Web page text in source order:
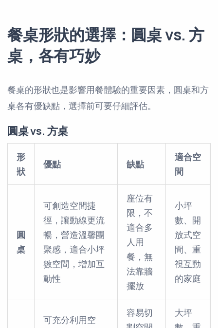
餐桌形狀的選擇：圓桌 vs. 方
桌，各有巧妙
餐桌的形狀也是影響用餐體驗的重要因素，圓桌和方
桌各有優缺點，選擇前可要仔細評估。
圓桌 vs. 方桌
形
狀
優點 缺點
適合空
間
圓
桌
可創造空間捷
徑，讓動線更流
暢，營造溫馨團
聚感，適合小坪
數空間，增加互
動性
座位有
限，不
適合多
人用
餐，無
法靠牆
擺放
小坪
數、開
放式空
間、重
視互動
的家庭
可充分利用空
容易切
大坪